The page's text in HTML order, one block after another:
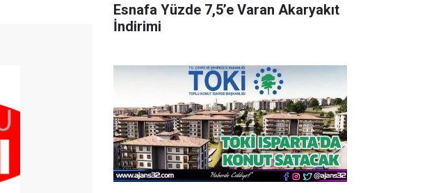
Esnafa Yüzde 7,5’e Varan Akaryakıt
İndirimi